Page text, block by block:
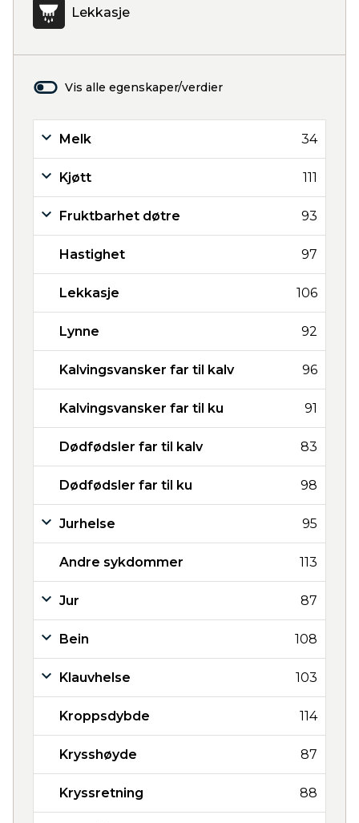
Lekkasje
Vis alle egenskaper/verdier
Melk 34
Kjøtt 111
Fruktbarhet døtre 93
Hastighet 97
Lekkasje 106
Lynne 92
Kalvingsvansker far til kalv 96
Kalvingsvansker far til ku 91
Dødfødsler far til kalv 83
Dødfødsler far til ku 98
Jurhelse 95
Andre sykdommer 113
Jur 87
Bein 108
Klauvhelse 103
Kroppsdybde 114
Krysshøyde 87
Kryssretning 88